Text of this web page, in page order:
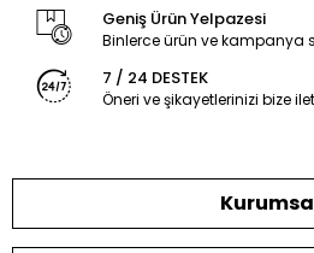
Geniş Ürün Yelpazesi
Binlerce ürün ve kampanya
7 / 24 DESTEK
Öneri ve şikayetlerinizi bize